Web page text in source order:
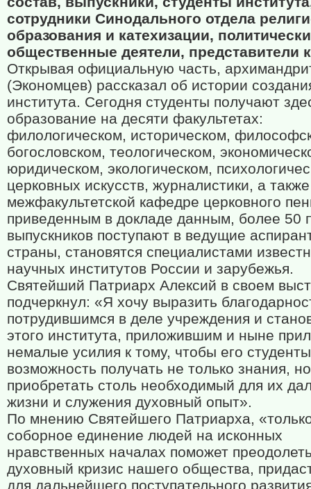
сотрудники Синодального отдела
образования и катехизации,
общественные деятели, представители
Открывая официальную часть,
(Экономцев) рассказал об истории
института. Сегодня студенты получают
образование на десяти факультетах:
филологическом, историческом,
богословском, теологическом,
юридическом, экологическом,
церковных искусств, журналистики, а также
межфакультетской кафедре церковного
приведенным в докладе данным, более 50
выпускников поступают в ведущие
страны, становятся специалистами
научных институтов России и зарубежья.
Святейший Патриарх Алексий в своем
подчеркнул: «Я хочу выразить
потрудившимся в деле учреждения и
этого института, приложившим и ныне
немалые усилия к тому, чтобы его
возможность получать не только знания,
приобретать столь необходимый для их
жизни и служения духовный опыт».
По мнению Святейшего Патриарха,
соборное единение людей на исконных
нравственных началах поможет
духовный кризис нашего общества,
для дальнейшего поступательного